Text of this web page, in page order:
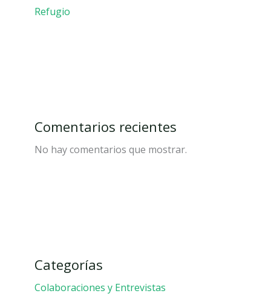
Refugio
Comentarios recientes
No hay comentarios que mostrar.
Categorías
Colaboraciones y Entrevistas